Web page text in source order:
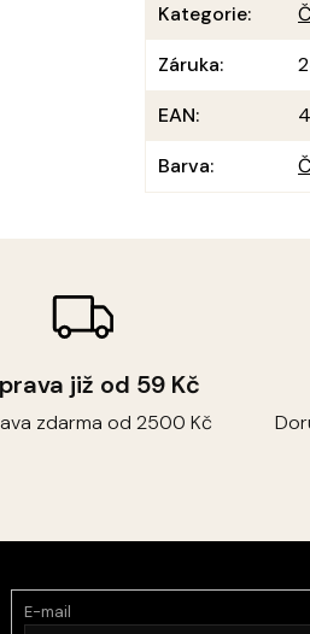
již od 59 Kč
zdarma od 2500 Kč
Kategorie:
Záruka:
EAN:
Barva:
E-mail